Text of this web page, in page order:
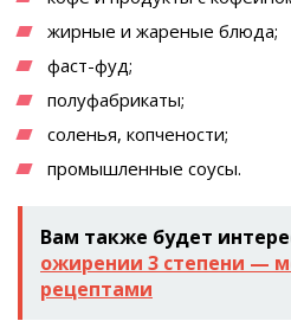
жирные и жареные блюда;
фаст-фуд;
полуфабрикаты;
соленья, копчености;
промышленные соусы.
Вам также будет
ожирении 3 степени —
рецептами